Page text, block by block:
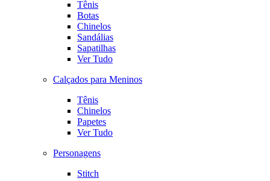
Tênis
Botas
Chinelos
Sandálias
Sapatilhas
Ver Tudo
Calçados para Meninos
Tênis
Chinelos
Papetes
Ver Tudo
Personagens
Stitch